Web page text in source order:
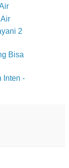
2
Bisa
Inten -